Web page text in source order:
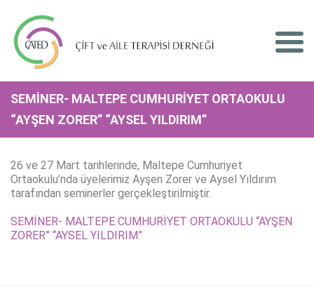
SEMİNER- MALTEPE CUMHURİYET ORTAOKULU
“AYŞEN ZORER” “AYSEL YILDIRIM”
26 ve 27 Mart tarihlerinde, Maltepe Cumhuriyet
Ortaokulu’nda üyelerimiz Ayşen Zorer ve Aysel Yıldırım
tarafından seminerler gerçekleştirilmiştir.
SEMİNER- MALTEPE CUMHURİYET ORTAOKULU “AYŞEN
ZORER” “AYSEL YILDIRIM”